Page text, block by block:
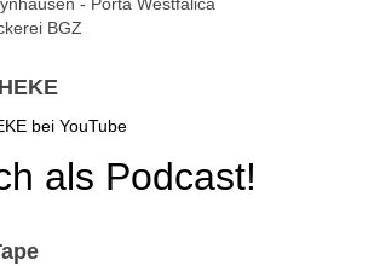
- Porta Westfalica
BGZ
als Podcast!